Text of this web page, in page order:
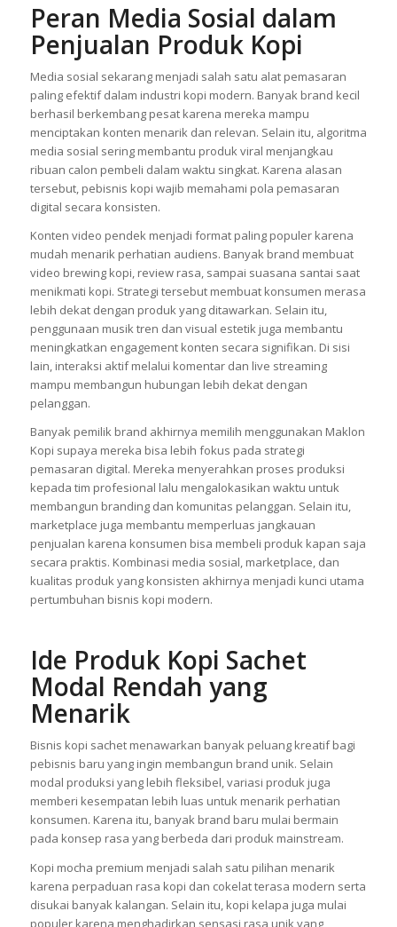
Peran Media Sosial dalam
Penjualan Produk Kopi
Media sosial sekarang menjadi salah satu alat pemasaran
paling efektif dalam industri kopi modern. Banyak brand kecil
berhasil berkembang pesat karena mereka mampu
menciptakan konten menarik dan relevan. Selain itu, algoritma
media sosial sering membantu produk viral menjangkau
ribuan calon pembeli dalam waktu singkat. Karena alasan
tersebut, pebisnis kopi wajib memahami pola pemasaran
digital secara konsisten.
Konten video pendek menjadi format paling populer karena
mudah menarik perhatian audiens. Banyak brand membuat
video brewing kopi, review rasa, sampai suasana santai saat
menikmati kopi. Strategi tersebut membuat konsumen merasa
lebih dekat dengan produk yang ditawarkan. Selain itu,
penggunaan musik tren dan visual estetik juga membantu
meningkatkan engagement konten secara signifikan. Di sisi
lain, interaksi aktif melalui komentar dan live streaming
mampu membangun hubungan lebih dekat dengan
pelanggan.
Banyak pemilik brand akhirnya memilih menggunakan Maklon
Kopi supaya mereka bisa lebih fokus pada strategi
pemasaran digital. Mereka menyerahkan proses produksi
kepada tim profesional lalu mengalokasikan waktu untuk
membangun branding dan komunitas pelanggan. Selain itu,
marketplace juga membantu memperluas jangkauan
penjualan karena konsumen bisa membeli produk kapan saja
secara praktis. Kombinasi media sosial, marketplace, dan
kualitas produk yang konsisten akhirnya menjadi kunci utama
pertumbuhan bisnis kopi modern.
Ide Produk Kopi Sachet
Modal Rendah yang
Menarik
Bisnis kopi sachet menawarkan banyak peluang kreatif bagi
pebisnis baru yang ingin membangun brand unik. Selain
modal produksi yang lebih fleksibel, variasi produk juga
memberi kesempatan lebih luas untuk menarik perhatian
konsumen. Karena itu, banyak brand baru mulai bermain
pada konsep rasa yang berbeda dari produk mainstream.
Kopi mocha premium menjadi salah satu pilihan menarik
karena perpaduan rasa kopi dan cokelat terasa modern serta
disukai banyak kalangan. Selain itu, kopi kelapa juga mulai
populer karena menghadirkan sensasi rasa unik yang